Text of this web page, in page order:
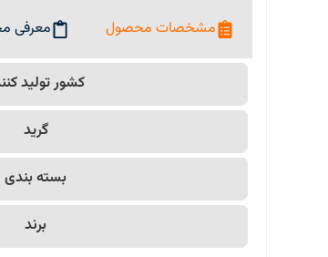
مشخصات محصول معرفی
کشور تولید
گرید
بسته بندی
برند